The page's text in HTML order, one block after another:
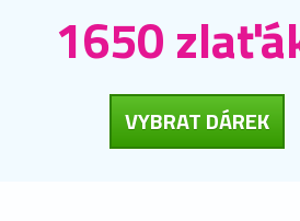
1650
VYBRAT DÁREK